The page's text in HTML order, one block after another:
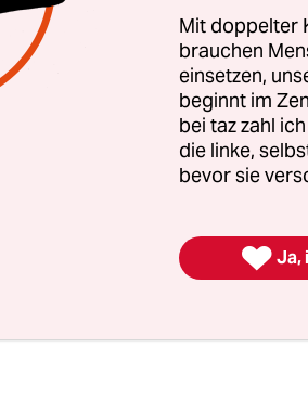
lang durch Nato-Luftraum
abgeschossen worden ist,
was es sich genau
Mit doppelter
brauchen
einsetzen,
beginnt im
bei taz zahl
die linke,
bevor sie
 Ja,